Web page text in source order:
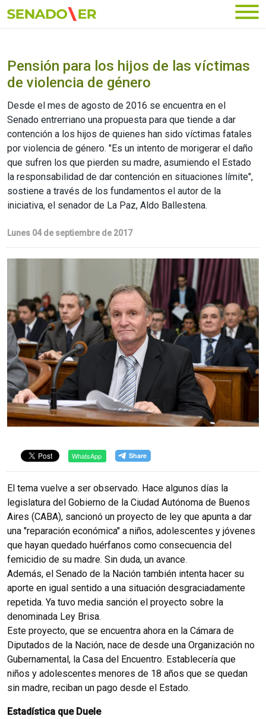
Ir al menú principal
Pensión para los hijos de las víctimas
de violencia de género
Desde el mes de agosto de 2016 se encuentra en el
Senado entrerriano una propuesta para que tiende a dar
contención a los hijos de quienes han sido víctimas fatales
por violencia de género. "Es un intento de morigerar el daño
que sufren los que pierden su madre, asumiendo el Estado
la responsabilidad de dar contención en situaciones límite",
sostiene a través de los fundamentos el autor de la
iniciativa, el senador de La Paz, Aldo Ballestena.
Lunes 04 de septiembre de 2017
WhatsApp
El tema vuelve a ser observado. Hace algunos días la
legislatura del Gobierno de la Ciudad Autónoma de Buenos
Aires (CABA), sancionó un proyecto de ley que apunta a dar
una "reparación económica" a niños, adolescentes y jóvenes
que hayan quedado huérfanos como consecuencia del
femicidio de su madre. Sin duda, un avance.
Además, el Senado de la Nación también intenta hacer su
aporte en igual sentido a una situación desgraciadamente
repetida. Ya tuvo media sanción el proyecto sobre la
denominada Ley Brisa.
Este proyecto, que se encuentra ahora en la Cámara de
Diputados de la Nación, nace de desde una Organización no
Gubernamental, la Casa del Encuentro. Establecería que
niños y adolescentes menores de 18 años que se quedan
sin madre, reciban un pago desde el Estado.
Estadística que Duele